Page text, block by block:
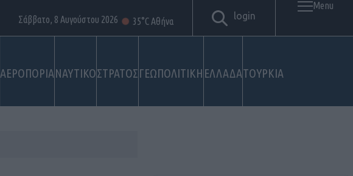
ΑΕΡΟΠΟΡΙΑΝΑΥΤΙΚΟΣΤΡΑΤΟΣΓΕΩΠΟΛΙΤΙΚΗ ΕΛΛΑΔΑΤΟΥΡΚΙΑ
Σάββατο, 8 Αυγούστου 2026 35°C Αθήνα login
Menu